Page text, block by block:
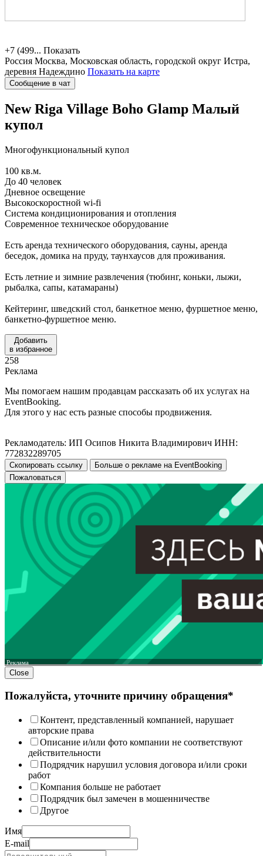
+7 (499... Показать
Россия Москва, Московская область, городской округ Истра,
деревня Надеждино Показать на карте
Сообщение в чат
New Riga Village Boho Glamp Малый
купол
Многофункциональный купол
100 кв.м.
До 40 человек
Дневное освещение
Высокоскоростной wi-fi
Система кондиционирования и отопления
Современное техническое оборудование
Есть аренда технического оборудования, сауны, аренда
беседок, домика на пруду, таунхаусов для проживания.
Есть летние и зимние развлечения (тюбинг, коньки, лыжи,
рыбалка, сапы, катамараны)
Кейтеринг, шведский стол, банкетное меню, фуршетное меню,
банкетно-фуршетное меню.
Добавить
в избранное
258
Реклама
Мы помогаем нашим продавцам рассказать об их услугах на
EventBooking.
Для этого у нас есть разные способы продвижения.
Рекламодатель: ИП Осипов Никита Владимирович ИНН:
772832289705
Скопировать ссылку
Больше о рекламе на EventBooking
Пожаловаться
Реклама
Close
Пожалуйста, уточните причину обращения*
Контент, представленный компанией, нарушает
авторские права
Описание и/или фото компании не соответствуют
действительности
Подрядчик нарушил условия договора и/или сроки
работ
Компания больше не работает
Подрядчик был замечен в мошенничестве
Другое
Имя
E-mail